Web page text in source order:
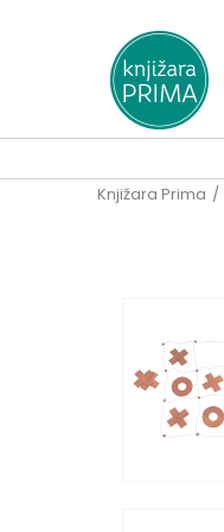
Knjižara Prima